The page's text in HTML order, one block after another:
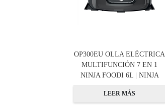
OP300EU OLLA ELÉCTRICA
MULTIFUNCIÓN 7 EN 1
NINJA FOODI 6L | NINJA
LEER MÁS